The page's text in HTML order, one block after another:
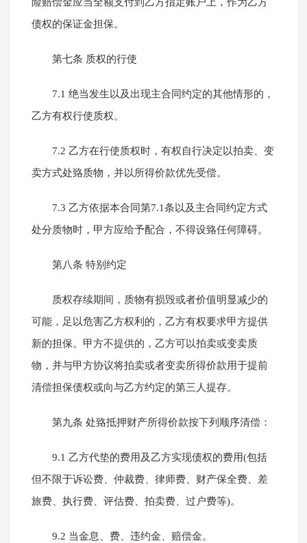
债权的保证金担保。
第七条 质权的行使
7.1 绝当发生以及出现主合同约定的其他情形的，
乙方有权行使质权。
7.2 乙方在行使质权时，有权自行决定以拍卖、变
卖方式处臵质物，并以所得价款优先受偿。
7.3 乙方依据本合同第7.1条以及主合同约定方式
处分质物时，甲方应给予配合，不得设臵任何障碍。
第八条 特别约定
质权存续期间，质物有损毁或者价值明显减少的
可能，足以危害乙方权利的，乙方有权要求甲方提供
新的担保。甲方不提供的，乙方可以拍卖或变卖质
物，并与甲方协议将拍卖或者变卖所得价款用于提前
清偿担保债权或向与乙方约定的第三人提存。
第九条 处臵抵押财产所得价款按下列顺序清偿：
9.1 乙方代垫的费用及乙方实现债权的费用(包括
但不限于诉讼费、仲裁费、律师费、财产保全费、差
旅费、执行费、评估费、拍卖费、过户费等)。
9.2 当金息、费、违约金、赔偿金。